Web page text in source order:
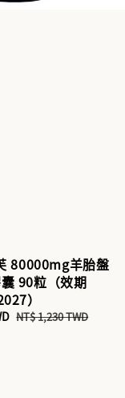
80000mg羊胎盤
90粒（效期
）
Regular
NT$ 1,230 TWD